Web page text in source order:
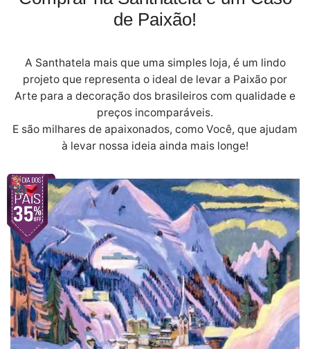
de Paixão!
A Santhatela mais que uma simples loja, é um lindo
projeto que representa o ideal de levar a Paixão por
Arte para a decoração dos brasileiros com qualidade e
preços incomparáveis.
E são milhares de apaixonados, como Você, que ajudam
à levar nossa ideia ainda mais longe!